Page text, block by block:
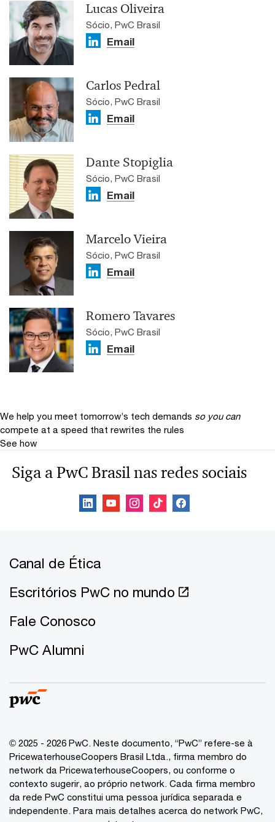
Lucas Oliveira
Sócio, PwC Brasil
Email
Carlos Pedral
Sócio, PwC Brasil
Email
Dante Stopiglia
Sócio, PwC Brasil
Email
Marcelo Vieira
Sócio, PwC Brasil
Email
Romero Tavares
Sócio, PwC Brasil
Email
We help you meet tomorrow’s tech demands so you can
compete at a speed that rewrites the rules
See how
Siga a PwC Brasil nas redes sociais
Canal de Ética
Escritórios PwC no mundo
Fale Conosco
PwC Alumni
© 2025 - 2026 PwC. Neste documento, “PwC” refere-se à
PricewaterhouseCoopers Brasil Ltda., firma membro do
network da PricewaterhouseCoopers, ou conforme o
contexto sugerir, ao próprio network. Cada firma membro
da rede PwC constitui uma pessoa jurídica separada e
independente. Para mais detalhes acerca do network PwC,